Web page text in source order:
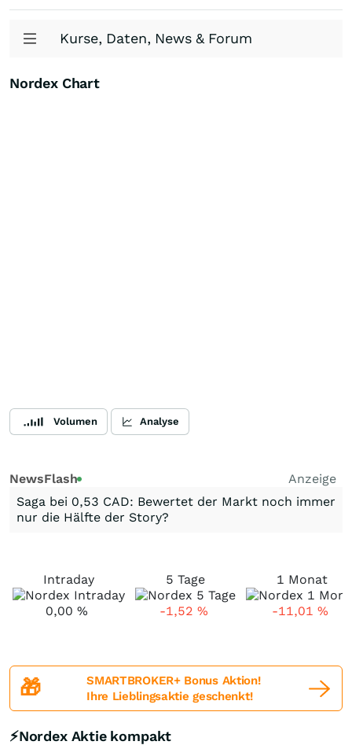
Kurse, Daten, News & Forum
Nordex Chart
Volumen Analyse
NewsFlash
Anzeige
Saga bei 0,53 CAD: Bewertet der Markt noch immer
nur die Hälfte der Story?
Intraday
0,00 %
5 Tage
-1,52 %
1 Monat
-11,01 %
🎁
SMARTBROKER+ Bonus Aktion!
Ihre Lieblingsaktie geschenkt!
⚡Nordex Aktie kompakt